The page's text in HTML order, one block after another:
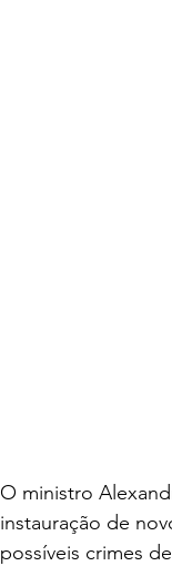
O ministro
instauração de
possíveis crimes